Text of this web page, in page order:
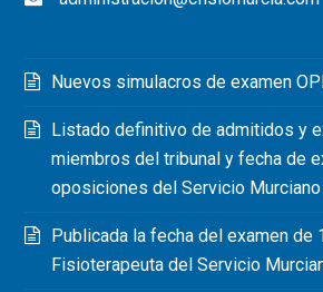
Nuevos simulacros de examen
Listado definitivo de admitidos y
miembros del tribunal y fecha de
oposiciones del Servicio
Publicada la fecha del examen de
Fisioterapeuta del Servicio